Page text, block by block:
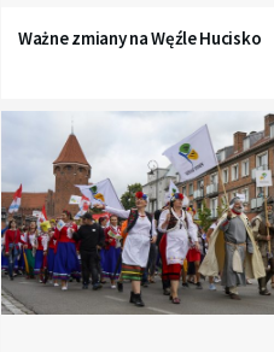
Ważne zmiany na Węźle Hucisko